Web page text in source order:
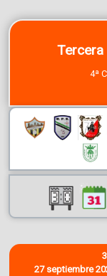
Tercera
4ª
27 septiembre